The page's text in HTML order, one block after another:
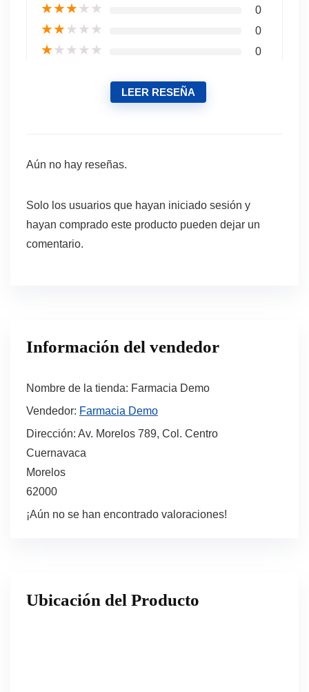
★★★★★ 0
★★★★★ 0
★★★★★ 0
LEER RESEÑA
Aún no hay reseñas.
Solo los usuarios que hayan iniciado sesión y
hayan comprado este producto pueden dejar un
comentario.
Información del vendedor
Nombre de la tienda: Farmacia Demo
Vendedor: Farmacia Demo
Dirección: Av. Morelos 789, Col. Centro
Cuernavaca
Morelos
62000
¡Aún no se han encontrado valoraciones!
Ubicación del Producto